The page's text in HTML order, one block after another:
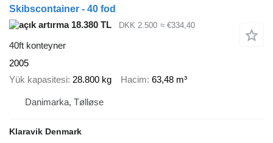
Skibscontainer - 40 fod
18.380 TL
DKK 2.500 ≈ €334,40
40ft konteyner
2005
Yük kapasitesi 28.800 kg Hacim 63,48 m³
Danimarka, Tølløse
Klaravik Denmark